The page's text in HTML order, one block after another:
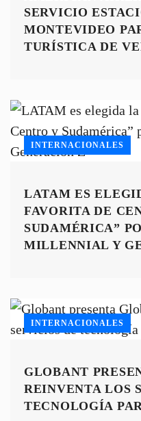
AMERICAN
SERVICIO
MONTEVIDEO
LATAM ES
FAVORITA DE
SUDAMÉRICA”
GLOBANT
REINVENTA LOS